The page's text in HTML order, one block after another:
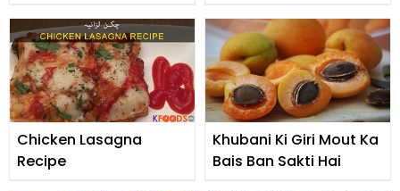
باپ نے کیا کہا؟ دیکھیں
شخصیت کو کس طرح اپنے
رب کے قریب کر دیا؟
دیکھیے
Chicken Lasagna
Recipe
Khubani Ki Giri Mout Ka
Bais Ban Sakti Hai